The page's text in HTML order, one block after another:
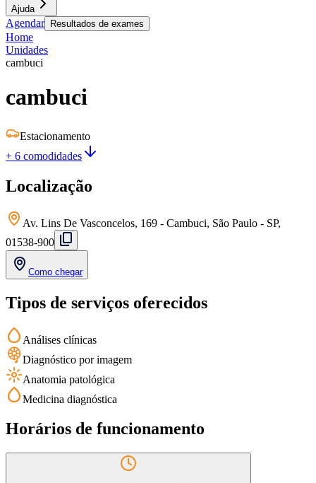
Ajuda
Agendar Resultados de exames
Home
Unidades
cambuci
cambuci
Estacionamento
+ 6 comodidades
Localização
Av. Lins De Vasconcelos, 169 - Cambuci, São Paulo - SP,
01538-900
Como chegar
Tipos de serviços oferecidos
Análises clínicas
Diagnóstico por imagem
Anatomia patológica
Medicina diagnóstica
Horários de funcionamento